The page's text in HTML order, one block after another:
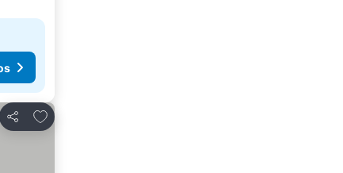
Partilhar
Adicionar aos favoritos